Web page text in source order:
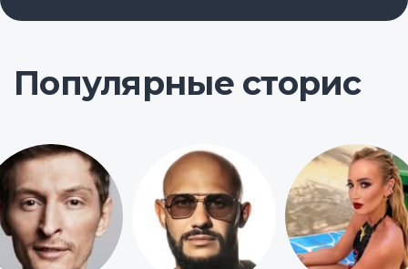
Популярные сторис